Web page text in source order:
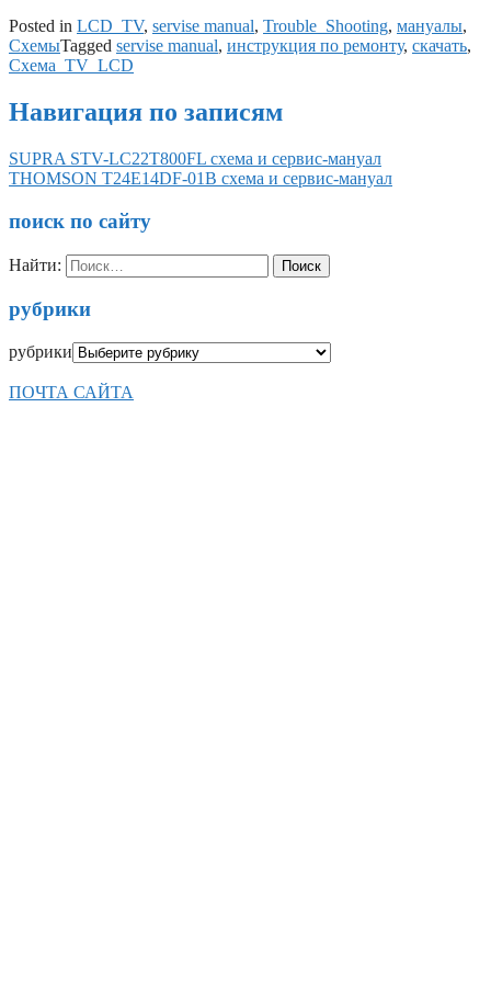
Posted in LCD_TV, servise manual, Trouble_Shooting, мануалы,
СхемыTagged servise manual, инструкция по ремонту, скачать,
Схема_TV_LCD
Навигация по записям
SUPRA STV-LC22T800FL схема и сервис-мануал
THOMSON T24E14DF-01B схема и сервис-мануал
поиск по сайту
Найти:
рубрики
рубрики
ПОЧТА САЙТА